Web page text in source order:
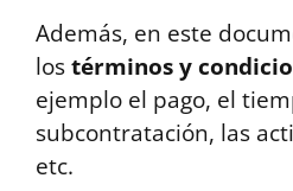
Además, en este
lostérminos y
ejemplo el pago, el
subcontratación, las
etc.